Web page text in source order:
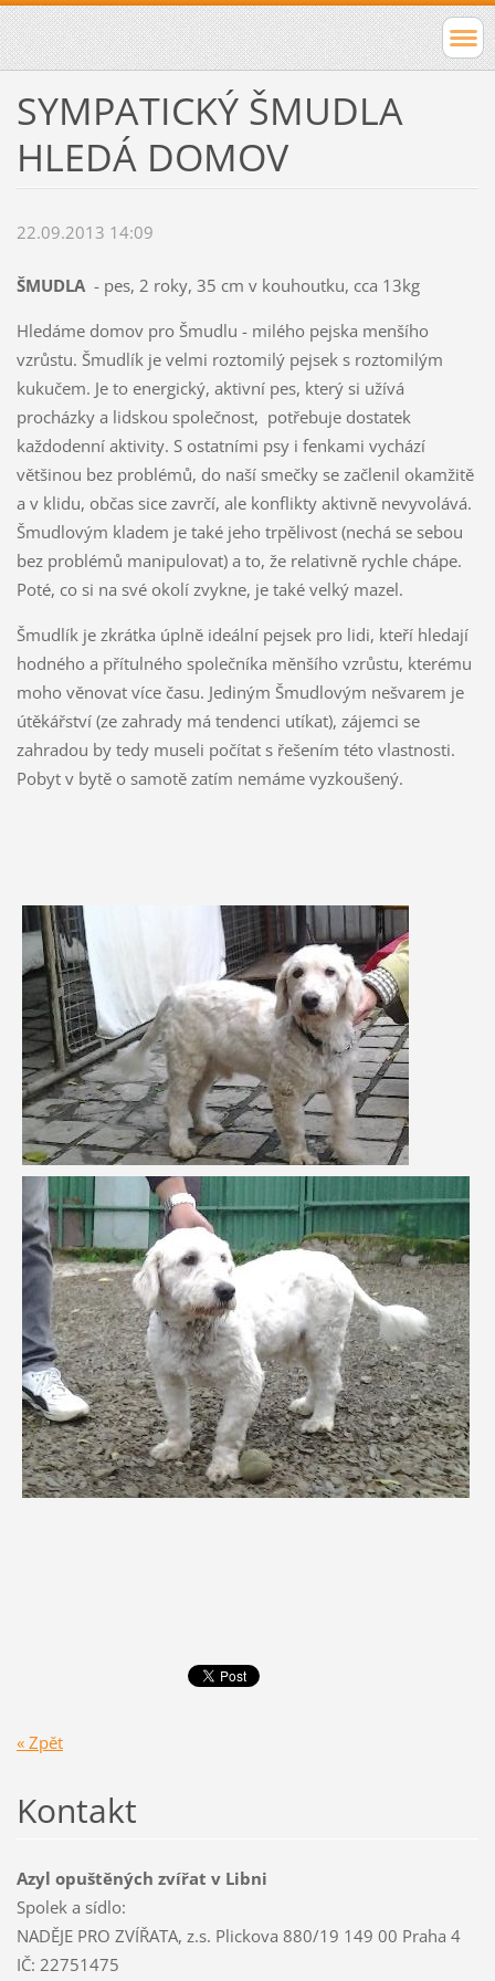
SYMPATICKÝ ŠMUDLA
HLEDÁ DOMOV
22.09.2013 14:09
ŠMUDLA- pes, 2 roky, 35 cm v kouhoutku, cca 13kg
Hledáme domov pro Šmudlu - milého pejska menšího
vzrůstu. Šmudlík je velmi roztomilý pejsek s roztomilým
kukučem. Je to energický, aktivní pes, který si užívá
procházky a lidskou společnost, potřebuje dostatek
každodenní aktivity. S ostatními psy i fenkami vychází
většinou bez problémů, do naší smečky se začlenil okamžitě
a v klidu, občas sice zavrčí, ale konflikty aktivně nevyvolává.
Šmudlovým kladem je také jeho trpělivost (nechá se sebou
bez problémů manipulovat) a to, že relativně rychle chápe.
Poté, co si na své okolí zvykne, je také velký mazel.
Šmudlík je zkrátka úplně ideální pejsek pro lidi, kteří hledají
hodného a přítulného společníka měnšího vzrůstu, kterému
moho věnovat více času. Jediným Šmudlovým nešvarem je
útěkářství (ze zahrady má tendenci utíkat), zájemci se
zahradou by tedy museli počítat s řešením této vlastnosti.
Pobyt v bytě o samotě zatím nemáme vyzkoušený.
« Zpět
Kontakt
Azyl opuštěných zvířat v Libni
Spolek a sídlo:
NADĚJE PRO ZVÍŘATA, z.s. Plickova 880/19 149 00 Praha 4
IČ: 22751475